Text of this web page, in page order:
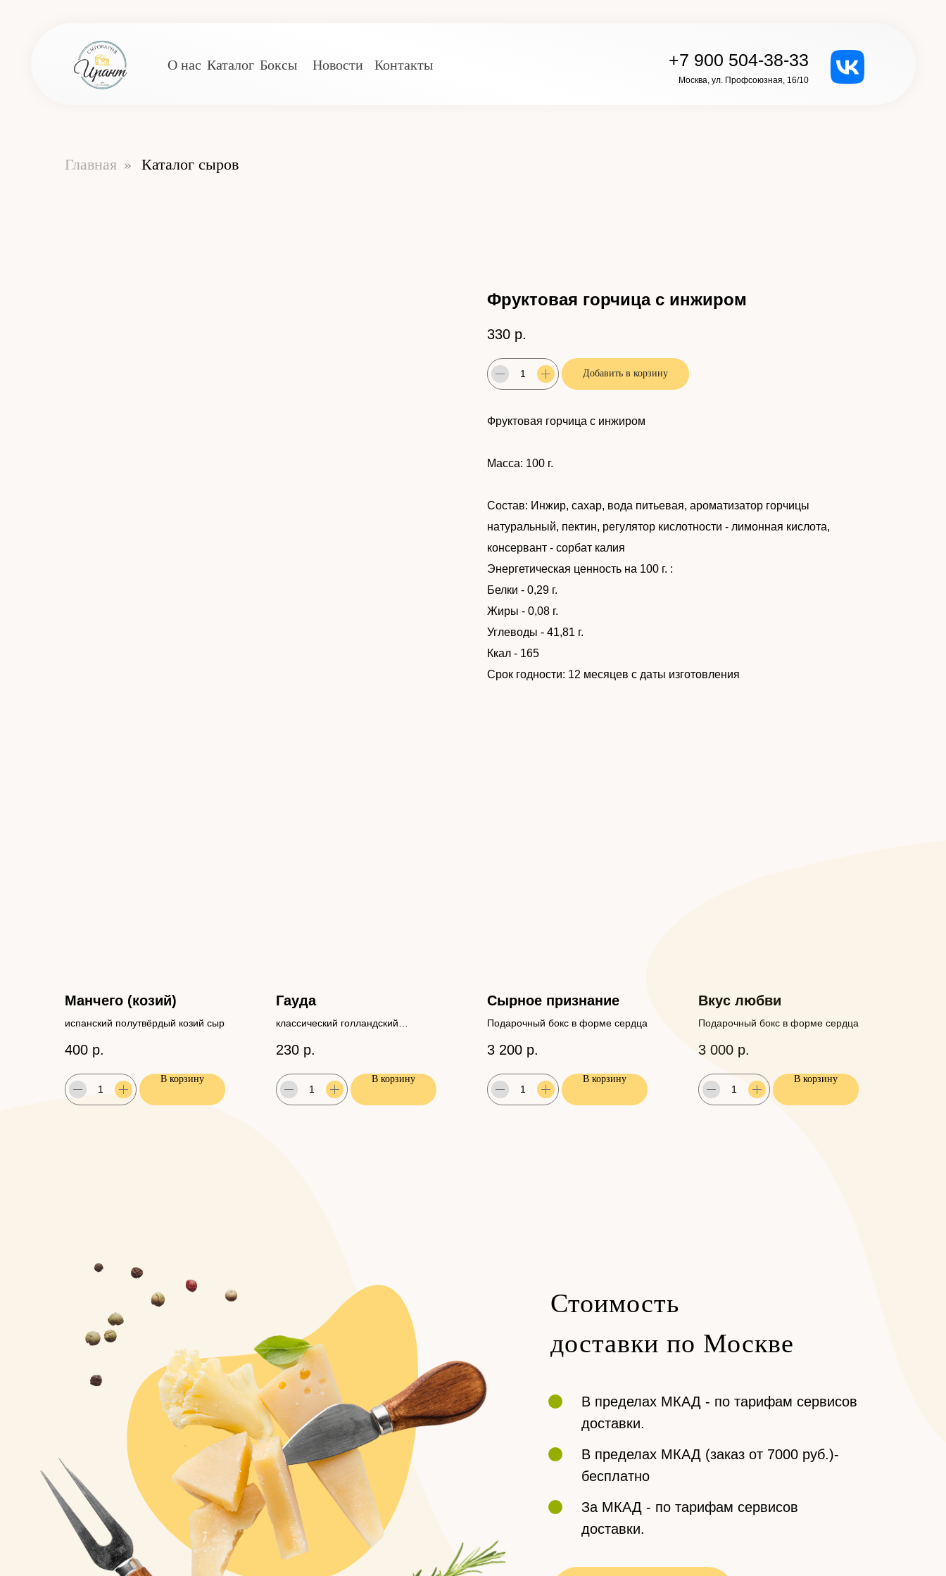
О нас Каталог Боксы Новости Контакты
Москва, ул. Профсоюзная, 16/10
+7 900 504-38-33
Главная » Каталог сыров
Фруктовая горчица с инжиром
330 р.
Добавить в корзину
Фруктовая горчица с инжиром
Масса: 100 г.
Состав: Инжир, сахар, вода питьевая, ароматизатор горчицы
натуральный, пектин, регулятор кислотности - лимонная кислота,
консервант - сорбат калия
Энергетическая ценность на 100 г. :
Белки - 0,29 г.
Жиры - 0,08 г.
Углеводы - 41,81 г.
Ккал - 165
Срок годности: 12 месяцев с даты изготовления
Манчего (козий)
испанский полутвёрдый козий сыр
400 р.
В корзину
Гауда
классический голландский
230 р.
В корзину
Сырное признание
Подарочный бокс в форме сердца
3 200 р.
В корзину
Вкус любви
Подарочный бокс в форме сердца
3 000 р.
В корзину
Стоимость
доставки по Москве
В пределах МКАД - по тарифам сервисов
доставки.
За МКАД - по тарифам сервисов
доставки.
В пределах МКАД (заказ от 7000 руб.)-
бесплатно